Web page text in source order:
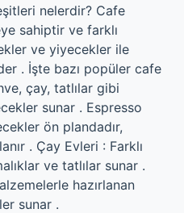
nelerdir? Cafe
sahiptir ve farklı
ve yiyecekler ile
. İşte bazı popüler cafe
çay, tatlılar gibi
sunar . Espresso
ön plandadır,
. Çay Evleri : Farklı
ve tatlılar sunar .
hazırlanan
sunar .